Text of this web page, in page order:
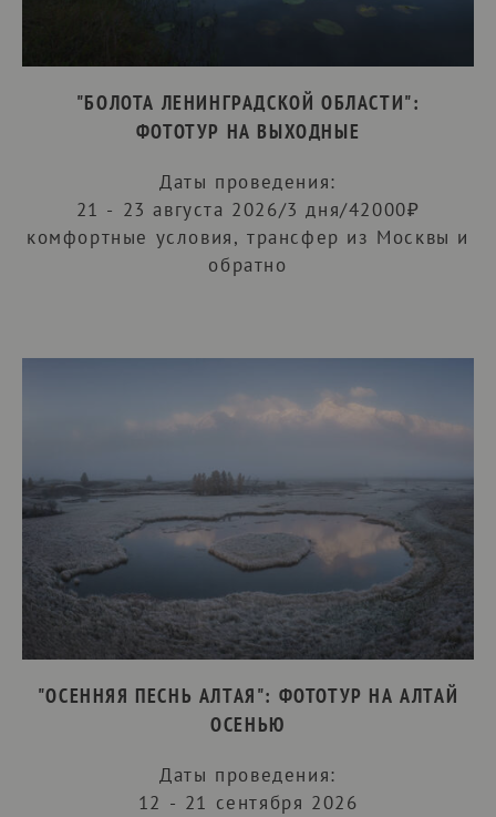
"БОЛОТА ЛЕНИНГРАДСКОЙ ОБЛАСТИ":
ФОТОТУР НА ВЫХОДНЫЕ
Даты проведения:
21 - 23 августа 2026/3 дня/42000₽
комфортные условия, трансфер из Москвы и
обратно
"ОСЕННЯЯ ПЕСНЬ АЛТАЯ": ФОТОТУР НА АЛТАЙ
ОСЕНЬЮ
Даты проведения:
12 - 21 сентября 2026